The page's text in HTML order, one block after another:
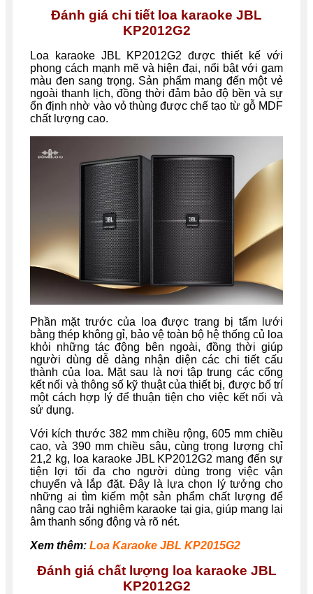
Đánh giá chi tiết loa karaoke JBL
KP2012G2
Loa karaoke JBL KP2012G2 được thiết kế với
phong cách mạnh mẽ và hiện đại, nổi bật với gam
màu đen sang trọng. Sản phẩm mang đến một vẻ
ngoài thanh lịch, đồng thời đảm bảo độ bền và sự
ổn định nhờ vào vỏ thùng được chế tạo từ gỗ MDF
chất lượng cao.
Phần mặt trước của loa được trang bị tấm lưới
bằng thép không gỉ, bảo vệ toàn bộ hệ thống củ loa
khỏi những tác động bên ngoài, đồng thời giúp
người dùng dễ dàng nhận diện các chi tiết cấu
thành của loa. Mặt sau là nơi tập trung các cổng
kết nối và thông số kỹ thuật của thiết bị, được bố trí
một cách hợp lý để thuận tiện cho việc kết nối và
sử dụng.
Với kích thước 382 mm chiều rộng, 605 mm chiều
cao, và 390 mm chiều sâu, cùng trọng lượng chỉ
21,2 kg, loa karaoke JBL KP2012G2 mang đến sự
tiện lợi tối đa cho người dùng trong việc vận
chuyển và lắp đặt. Đây là lựa chọn lý tưởng cho
những ai tìm kiếm một sản phẩm chất lượng để
nâng cao trải nghiệm karaoke tại gia, giúp mang lại
âm thanh sống động và rõ nét.
Xem thêm: Loa Karaoke JBL KP2015G2
Đánh giá chất lượng loa karaoke JBL
KP2012G2